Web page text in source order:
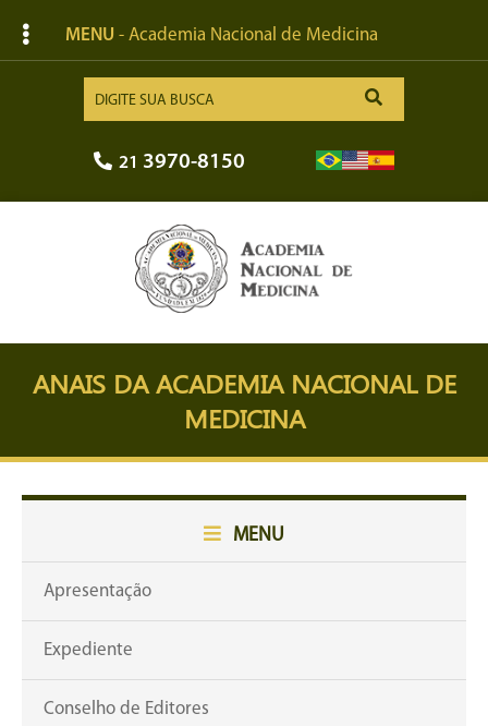
MENU - Academia Nacional de Medicina
21 3970-8150
ANAIS DA ACADEMIA NACIONAL DE
MEDICINA
MENU
Apresentação
Expediente
Conselho de Editores